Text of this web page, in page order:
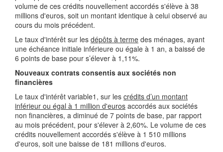
volume de ces crédits nouvellement accordés s'élève à 38
millions d'euros, soit un montant identique à celui observé au
cours du mois précédent.
Le taux d'intérêt sur les dépôts à terme des ménages, ayant
une échéance initiale inférieure ou égale à 1 an, a baissé de
6 points de base pour s’élever à 1,11%.
Nouveaux contrats consentis aux sociétés non
financières
Le taux d'intérêt variable1, sur les crédits d’un montant
inférieur ou égal à 1 million d'euros accordés aux sociétés
non financières, a diminué de 7 points de base, par rapport
au mois précédent, pour s'élever à 2,60%. Le volume de ces
crédits nouvellement accordés s'élève à 1 510 millions
d'euros, soit une baisse de 181 millions d'euros.